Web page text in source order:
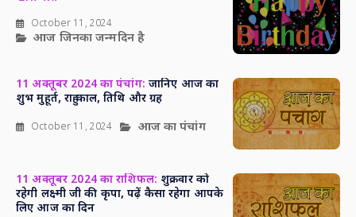
October 11, 2024
आज जिनका जन्मदिन है
11 अक्तूबर 2024 का पंचांग: जानिए आज का
शुभ मुहूर्त, राहु काल, तिथि और ग्रह
October 11, 2024 आज का पंचांग
11 अक्तूबर 2024 का राशिफल: शुक्रवार को
रहेगी लक्ष्मी जी की कृपा, पढ़ें कैसा रहेगा आपके
लिए आज का दिन